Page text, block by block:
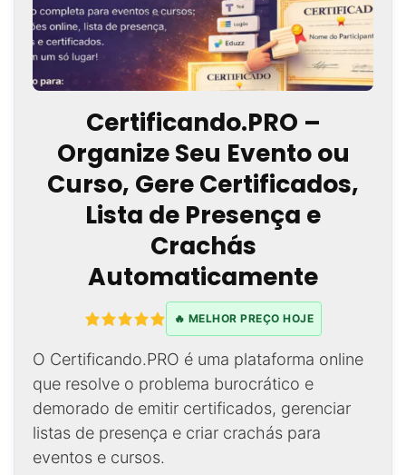
Certificando.PRO –
Organize Seu Evento ou
Curso, Gere Certificados,
Lista de Presença e
Crachás
Automaticamente
🔥 MELHOR PREÇO HOJE
O Certificando.PRO é uma plataforma online
que resolve o problema burocrático e
demorado de emitir certificados, gerenciar
listas de presença e criar crachás para
eventos e cursos.